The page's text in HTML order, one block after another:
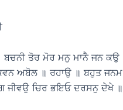
ਤੋਰ ਮੋਰ ਮਨੁ ਮਾਨੈ ਜਨ ਕਉ
ਅਬੋਲ ॥ ਰਹਾਉ ॥ ਬਹੁਤ ਜਨਮ
ਜੀਵਉ ਚਿਰ ਭਇਓ ਦਰਸਨੁ ਦੇਖੇ ॥